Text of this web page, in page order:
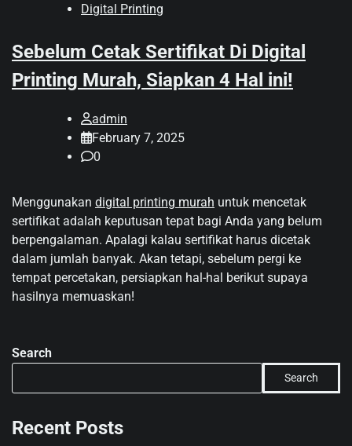
Digital Printing
Sebelum Cetak Sertifikat Di Digital
Printing Murah, Siapkan 4 Hal ini!
admin
February 7, 2025
0
Menggunakan digital printing murah untuk mencetak
sertifikat adalah keputusan tepat bagi Anda yang belum
berpengalaman. Apalagi kalau sertifikat harus dicetak
dalam jumlah banyak. Akan tetapi, sebelum pergi ke
tempat percetakan, persiapkan hal-hal berikut supaya
hasilnya memuaskan!
Search
Search
Recent Posts